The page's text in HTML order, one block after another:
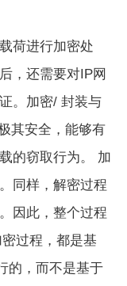
荷进行加密处
，还需要对IP网
。 加密/ 封装与
其安全，能够有
的窃取行为。 加
同样，解密过程
因此，整个过程
过程，都是基
的，而不是基于